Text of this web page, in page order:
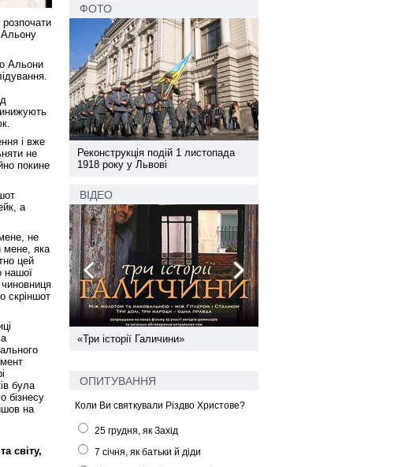
Альону
Альони
і вже
не
покине
а
не
мене, яка
цей
нашої
скріншот
була
бізнесу
на
світу,
ФОТО
Реконструкція подій 1 листопада
1918 року у Львові
ВІДЕО
«Три історії Галичини»
ОПИТУВАННЯ
Коли Ви святкували Різдво Христове?
25 грудня, як Захід
7 січня, як батьки й діди